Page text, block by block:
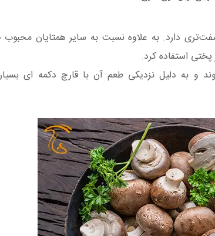
دارد. به علاوه نسبت به سایر همتایان محبوب
و به دلیل نزدیکی طعم آن با قارچ دکمه ای